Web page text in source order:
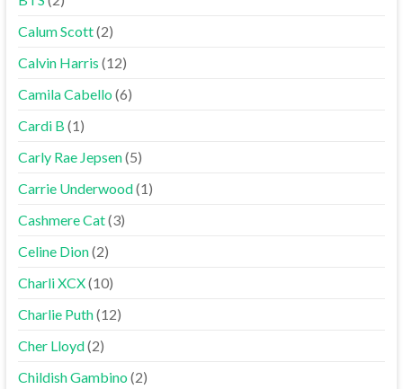
Calum Scott(2)
Calvin Harris (12)
Camila Cabello(6)
Cardi B (1)
Carly Rae Jepsen(5)
Carrie Underwood(1)
Cashmere Cat(3)
Celine Dion(2)
Charli XCX(10)
Charlie Puth(12)
Cher Lloyd(2)
Childish Gambino(2)